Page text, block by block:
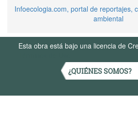
Infoecologia.com, portal de reportajes,
ambiental
Esta obra está bajo una licencia de
¿QUIÉNES SOMOS?